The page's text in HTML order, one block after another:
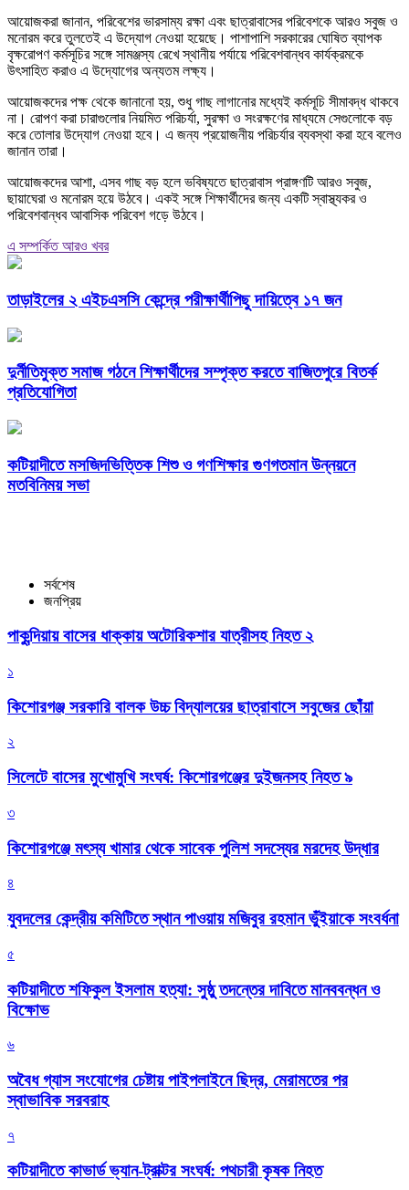
আয়োজকরা জানান, পরিবেশের ভারসাম্য রক্ষা এবং ছাত্রাবাসের পরিবেশকে আরও সবুজ ও
মনোরম করে তুলতেই এ উদ্যোগ নেওয়া হয়েছে। পাশাপাশি সরকারের ঘোষিত ব্যাপক
বৃক্ষরোপণ কর্মসূচির সঙ্গে সামঞ্জস্য রেখে স্থানীয় পর্যায়ে পরিবেশবান্ধব কার্যক্রমকে
উৎসাহিত করাও এ উদ্যোগের অন্যতম লক্ষ্য।
আয়োজকদের পক্ষ থেকে জানানো হয়, শুধু গাছ লাগানোর মধ্যেই কর্মসূচি সীমাবদ্ধ থাকবে
না। রোপণ করা চারাগুলোর নিয়মিত পরিচর্যা, সুরক্ষা ও সংরক্ষণের মাধ্যমে সেগুলোকে বড়
করে তোলার উদ্যোগ নেওয়া হবে। এ জন্য প্রয়োজনীয় পরিচর্যার ব্যবস্থা করা হবে বলেও
জানান তারা।
আয়োজকদের আশা, এসব গাছ বড় হলে ভবিষ্যতে ছাত্রাবাস প্রাঙ্গণটি আরও সবুজ,
ছায়াঘেরা ও মনোরম হয়ে উঠবে। একই সঙ্গে শিক্ষার্থীদের জন্য একটি স্বাস্থ্যকর ও
পরিবেশবান্ধব আবাসিক পরিবেশ গড়ে উঠবে।
এ সম্পর্কিত আরও খবর
তাড়াইলের ২ এইচএসসি কেন্দ্রে পরীক্ষার্থীপিছু দায়িত্বে ১৭ জন
দুর্নীতিমুক্ত সমাজ গঠনে শিক্ষার্থীদের সম্পৃক্ত করতে বাজিতপুরে বিতর্ক
প্রতিযোগিতা
কটিয়াদীতে মসজিদভিত্তিক শিশু ও গণশিক্ষার গুণগতমান উন্নয়নে
মতবিনিময় সভা
সর্বশেষ
জনপ্রিয়
পাকুন্দিয়ায় বাসের ধাক্কায় অটোরিকশার যাত্রীসহ নিহত ২
১
কিশোরগঞ্জ সরকারি বালক উচ্চ বিদ্যালয়ের ছাত্রাবাসে সবুজের ছোঁয়া
২
সিলেটে বাসের মুখোমুখি সংঘর্ষ: কিশোরগঞ্জের দুইজনসহ নিহত ৯
৩
কিশোরগঞ্জে মৎস্য খামার থেকে সাবেক পুলিশ সদস্যের মরদেহ উদ্ধার
৪
যুবদলের কেন্দ্রীয় কমিটিতে স্থান পাওয়ায় মজিবুর রহমান ভুঁইয়াকে সংবর্ধনা
৫
কটিয়াদীতে শফিকুল ইসলাম হত্যা: সুষ্ঠু তদন্তের দাবিতে মানববন্ধন ও
বিক্ষোভ
৬
অবৈধ গ্যাস সংযোগের চেষ্টায় পাইপলাইনে ছিদ্র, মেরামতের পর
স্বাভাবিক সরবরাহ
৭
কটিয়াদীতে কাভার্ড ভ্যান-ট্রাক্টর সংঘর্ষ: পথচারী কৃষক নিহত